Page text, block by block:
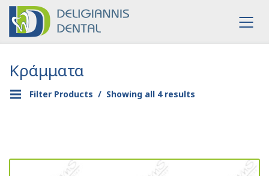
Κράμματα
Filter Products Showing all 4 results